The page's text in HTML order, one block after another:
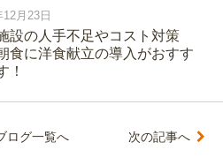
12月23日
設の人手不足やコスト対策
食に洋食献立の導入がおすす
！
ログ一覧へ 次の記事へ